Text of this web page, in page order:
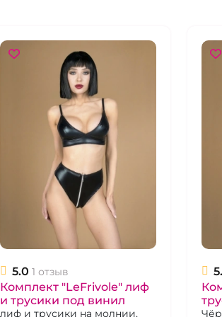
5.0 1 отзыв
Комплект "LeFrivole" лиф
и трусики под винил
лиф и трусики на молнии,